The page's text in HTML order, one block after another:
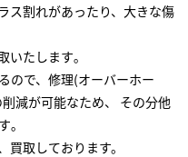
ス割れがあったり、大きな傷
いたします｡
ので、修理(オーバーホー
減が可能なため、 その分他
｡
取しております。